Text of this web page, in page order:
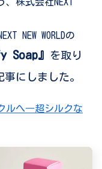
NEW WORLDの
Soap』
を取り
にしました。
ルへ―超シルクな